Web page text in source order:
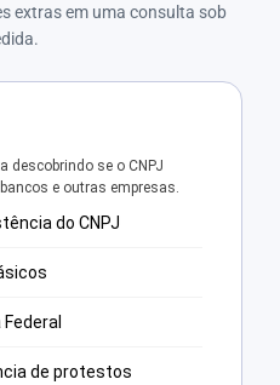
extras em uma consulta sob
descobrindo se o CNPJ
e outras empresas.
do CNPJ
de protestos